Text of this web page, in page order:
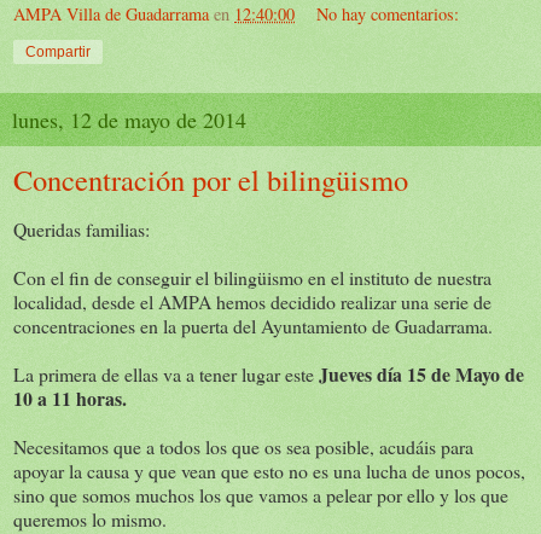
AMPA Villa de Guadarrama en 12:40:00 No hay comentarios:
Compartir
lunes, 12 de mayo de 2014
Concentración por el bilingüismo
Queridas familias:
Con el fin de conseguir el bilingüismo en el instituto de nuestra
localidad, desde el AMPA hemos decidido realizar una serie de
concentraciones en la puerta del Ayuntamiento de Guadarrama.
La primera de ellas va a tener lugar esteJueves día 15 de Mayo de
10 a 11 horas.
Necesitamos que a todos los que os sea posible, acudáis para
apoyar la causa y que vean que esto no es una lucha de unos pocos,
sino que somos muchos los que vamos a pelear por ello y los que
queremos lo mismo.